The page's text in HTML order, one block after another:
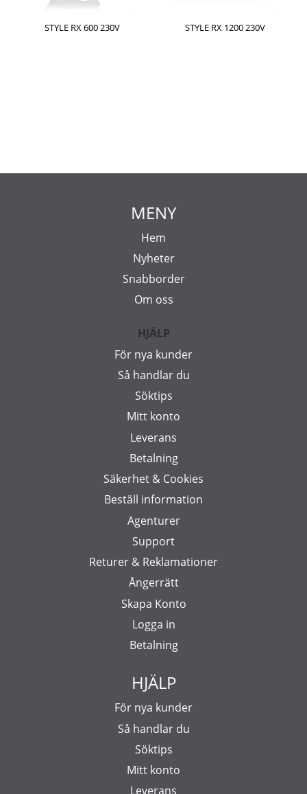
STYLE RX 600 230V STYLE RX 1200 230V
MENY
Hem
Nyheter
Snabborder
Om oss
HJÄLP
För nya kunder
Så handlar du
Söktips
Mitt konto
Leverans
Betalning
Säkerhet & Cookies
Beställ information
Agenturer
Support
Returer & Reklamationer
Ångerrätt
Skapa Konto
Logga in
Betalning
HJÄLP
För nya kunder
Så handlar du
Söktips
Mitt konto
Leverans